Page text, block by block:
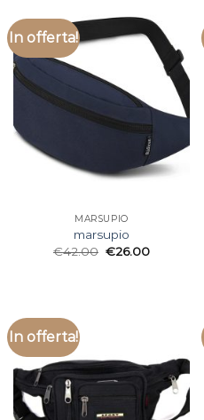
In offerta!
MARSUPIO
marsupio
€42.00 €26.00
In offerta!